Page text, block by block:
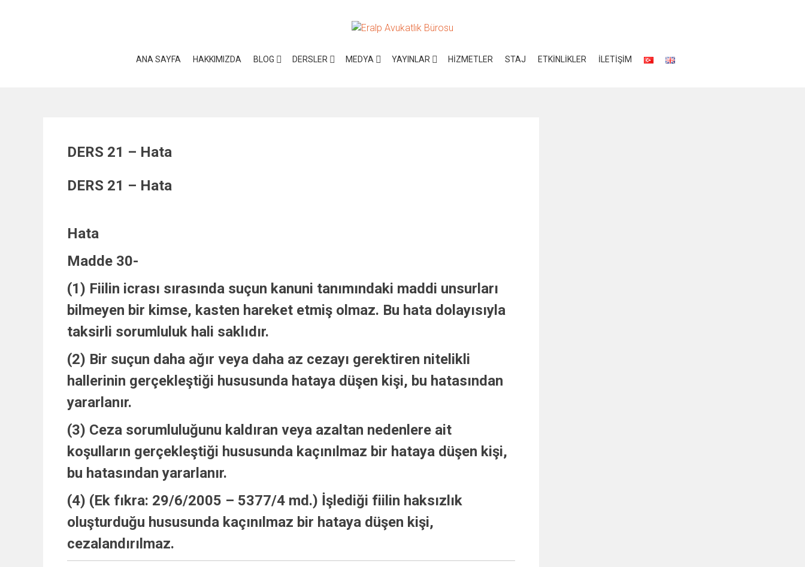
ANA SAYFA HAKKIMIZDA BLOG DERSLER MEDYA YAYINLAR HIZMETLER STAJ ETKİNLİKLER İLETİŞİM
DERS 21 – Hata
DERS 21 – Hata
Hata
Madde 30-
(1) Fiilin icrası sırasında suçun kanuni tanımındaki maddi unsurları
bilmeyen bir kimse, kasten hareket etmiş olmaz. Bu hata dolayısıyla
taksirli sorumluluk hali saklıdır.
(2) Bir suçun daha ağır veya daha az cezayı gerektiren nitelikli
hallerinin gerçekleştiği hususunda hataya düşen kişi, bu hatasından
yararlanır.
(3) Ceza sorumluluğunu kaldıran veya azaltan nedenlere ait
koşulların gerçekleştiği hususunda kaçınılmaz bir hataya düşen kişi,
bu hatasından yararlanır.
(4) (Ek fıkra: 29/6/2005 – 5377/4 md.) İşlediği fiilin haksızlık
oluşturduğu hususunda kaçınılmaz bir hataya düşen kişi,
cezalandırılmaz.